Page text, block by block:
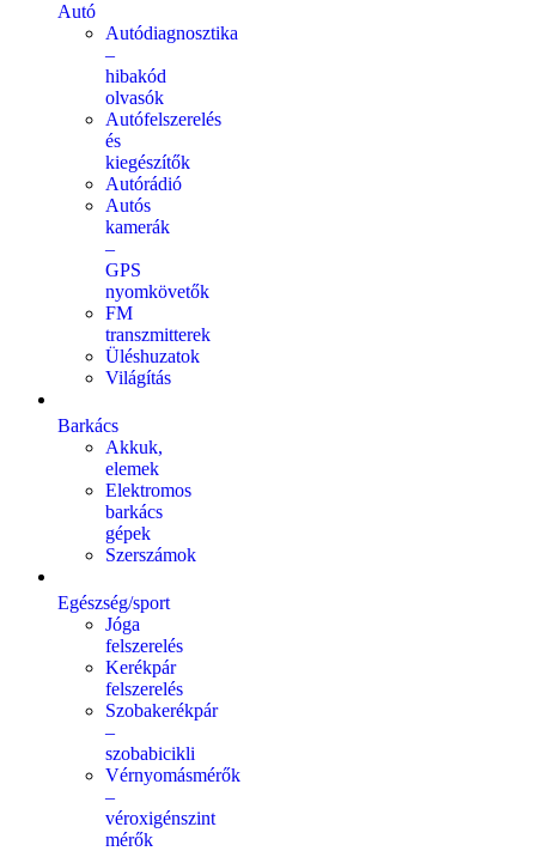
Autó
Autódiagnosztika
–
hibakód
olvasók
Autófelszerelés
és
kiegészítők
Autórádió
Autós
kamerák
–
GPS
nyomkövetők
FM
transzmitterek
Üléshuzatok
Világítás
Barkács
Akkuk,
elemek
Elektromos
barkács
gépek
Szerszámok
Egészség/sport
Jóga
felszerelés
Kerékpár
felszerelés
Szobakerékpár
–
szobabicikli
Vérnyomásmérők
–
véroxigénszint
mérők